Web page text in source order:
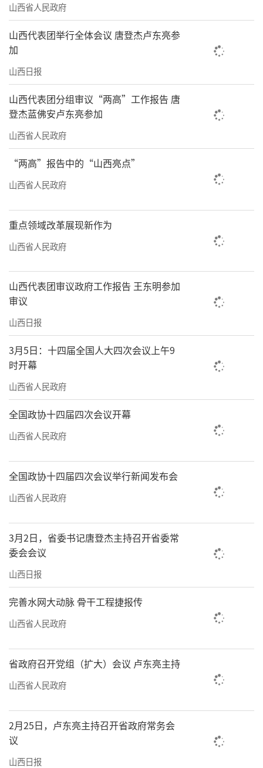
山西省人民政府
山西代表团举行全体会议 唐登杰卢东亮参
加
山西日报
山西代表团分组审议“两高”工作报告 唐
登杰蓝佛安卢东亮参加
山西省人民政府
“两高”报告中的“山西亮点”
山西省人民政府
重点领域改革展现新作为
山西省人民政府
山西代表团审议政府工作报告 王东明参加
审议
山西日报
3月5日：十四届全国人大四次会议上午9
时开幕
山西省人民政府
全国政协十四届四次会议开幕
山西省人民政府
全国政协十四届四次会议举行新闻发布会
山西省人民政府
3月2日，省委书记唐登杰主持召开省委常
委会会议
山西日报
完善水网大动脉 骨干工程捷报传
山西省人民政府
省政府召开党组（扩大）会议 卢东亮主持
山西省人民政府
2月25日，卢东亮主持召开省政府常务会
议
山西日报